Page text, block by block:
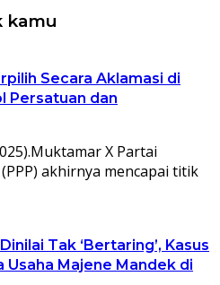
kamu
Secara Aklamasi di
Persatuan dan
X Partai
akhirnya mencapai titik
Tak ‘Bertaring’, Kasus
Usaha Majene Mandek di